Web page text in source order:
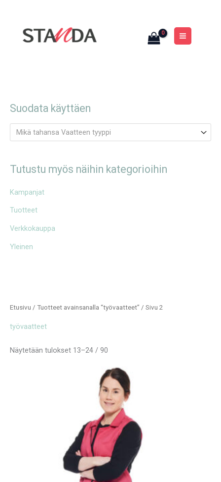
sisältöön
MENU
Suodata käyttäen
Mikä tahansa Vaatteen tyyppi
Tutustu myös näihin kategorioihin
Kampanjat
Tuotteet
Verkkokauppa
Yleinen
Etusivu / Tuotteet avainsanalla “työvaatteet” / Sivu 2
työvaatteet
Näytetään tulokset 13–24 / 90